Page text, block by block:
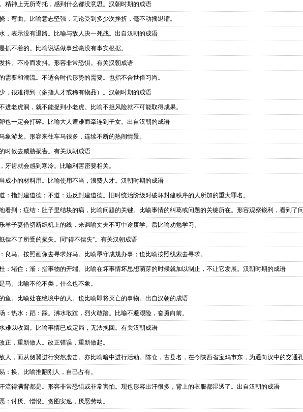
精神上无所寄托，感到什么都没意思。汉朝时期的成语
：弯曲。比喻意志坚强，无论受到多少次挫折，毫不动摇退缩。
，表示没有退路。比喻与敌人决一死战。出自汉朝的成语
抓不着的。比喻说话做事丝毫没有事实根据。
抖。不冷而发抖。形容非常恐惧。有关汉朝成语
需要和潮流。不适合时代形势的需要。也指不合世俗习尚。
，很难得到（多指人才或稀有物品）。汉朝时期的成语
进老虎洞，就不能捉到小老虎。比喻不担风险就不可能取得成果。
也一定会打碎。比喻大人遭难而牵连到子女。出自汉朝的成语
象游龙。形容来往车马很多，连续不断的热闹情景。
时候去威胁损害。有关汉朝成语
牙齿就会感到寒冷。比喻利害密要相关。
成小的材料用。比喻使用不当，浪费人才。汉朝时期的成语
：指封建道德；不道：违反封建道德。旧时统治阶级对破坏封建秩序的人所加的重大罪名。
看到；症结：肚子里结块的病，比喻问题的关键。比喻事情的纠葛或问题的关键所在。形容观察锐利，看到了
成语
羊子妻借切断织机上的线，来讽喻丈夫不可中途废学。后比喻劝勉学习。
偿不了所受的损失。同“得不偿失”。有关汉朝成语
良马。按照画像去寻求好马。比喻墨守成规办事；也比喻按照线索去寻求。
：堵住；渐：指事物的开端。比喻在坏事情坏思想萌芽的时候就加以制止，不让它发展。汉朝时期的成语
马。比喻不伦不类，什么也不象。
鱼。比喻处在绝境中的人。也比喻即将灭亡的事物。出自汉朝的成语
：热水；蹈：踩。沸水敢蹚，烈火敢踏。比喻不避艰险，奋勇向前。
难以收回。比喻事情已成定局，无法挽回。有关汉朝成语
正，重新做人。改正错误，重新做起。
人，而从侧翼进行突然袭击。亦比喻暗中进行活动。陈仓，古县名，在今陕西省宝鸡市东，为通向汉中的交通
：换。比喻推翻别人，自己占有。
流得满背都是。形容非常恐惧或非常害怕。现也形容出汗很多，背上的衣服都湿透了。出自汉朝的成语
：讨厌、憎恨。贪图安逸，厌恶劳动。